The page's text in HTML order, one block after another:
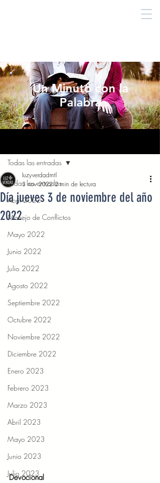
Un Minuto con la
Palabra
Todas las entradas
Abril 2022
Manejo de Conflictos
Mayo 2022
Junio 2022
Julio 2022
Agosto 2022
Septiembre 2022
Octubre 2022
Noviembre 2022
Diciembre 2022
Enero 2023
Febrero 2023
Marzo 2023
Abril 2023
Mayo 2023
Junio 2023
Julio 2023
Todas las entradas
Día jueves 3 de noviembre del año
2022
luzyverdadmtl
3 nov 2022 2 min de lectura
Devocional